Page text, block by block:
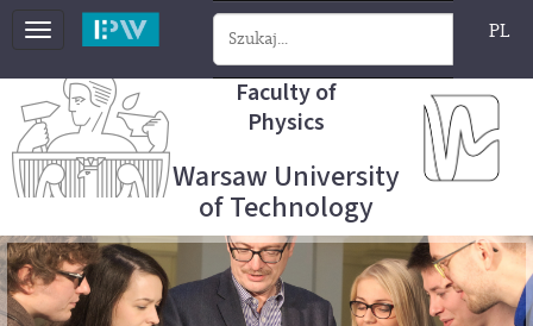
Toggle
PL
Faculty of
Physics
Warsaw University
of Technology